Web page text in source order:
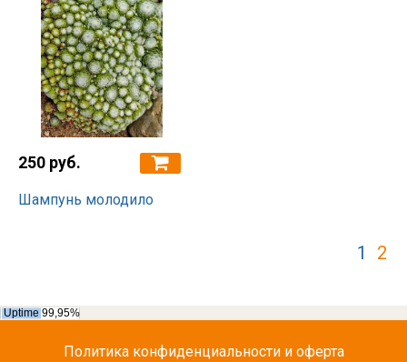
250 руб.
Шампунь молодило
1 2
Политика конфиденциальности и оферта